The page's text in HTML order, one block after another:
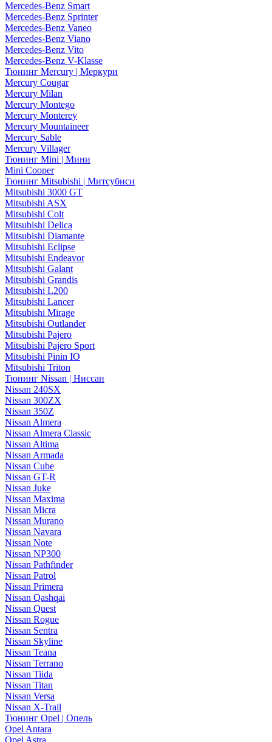
Mercedes-Benz Smart
Mercedes-Benz Sprinter
Mercedes-Benz Vaneo
Mercedes-Benz Viano
Mercedes-Benz Vito
Mercedes-Benz V-Klasse
Тюнинг Mercury | Меркури
Mercury Cougar
Mercury Milan
Mercury Montego
Mercury Monterey
Mercury Mountaineer
Mercury Sable
Mercury Villager
Тюнинг Mini | Мини
Mini Cooper
Тюнинг Mitsubishi | Митсубиси
Mitsubishi 3000 GT
Mitsubishi ASX
Mitsubishi Colt
Mitsubishi Delica
Mitsubishi Diamante
Mitsubishi Eclipse
Mitsubishi Endeavor
Mitsubishi Galant
Mitsubishi Grandis
Mitsubishi L200
Mitsubishi Lancer
Mitsubishi Mirage
Mitsubishi Outlander
Mitsubishi Pajero
Mitsubishi Pajero Sport
Mitsubishi Pinin IO
Mitsubishi Triton
Тюнинг Nissan | Ниссан
Nissan 240SX
Nissan 300ZX
Nissan 350Z
Nissan Almera
Nissan Almera Classic
Nissan Altima
Nissan Armada
Nissan Cube
Nissan GT-R
Nissan Juke
Nissan Maxima
Nissan Micra
Nissan Murano
Nissan Navara
Nissan Note
Nissan NP300
Nissan Pathfinder
Nissan Patrol
Nissan Primera
Nissan Qashqai
Nissan Quest
Nissan Rogue
Nissan Sentra
Nissan Skyline
Nissan Teana
Nissan Terrano
Nissan Tiida
Nissan Titan
Nissan Versa
Nissan X-Trail
Тюнинг Opel | Опель
Opel Antara
Opel Astra